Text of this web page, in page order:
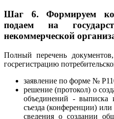
Шаг 6.Формируем
подаем на
некоммерческой
Полный перечень
госрегистрацию
заявление по форме №
решение (протокол) о
объединений - выписка
съезда (конференции)
сведения о создании